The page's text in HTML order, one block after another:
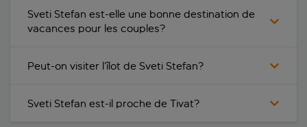
Sveti Stefan est-elle une bonne destination de
vacances pour les couples?
Peut-on visiter l’îlot de Sveti Stefan?
Sveti Stefan est-il proche de Tivat?